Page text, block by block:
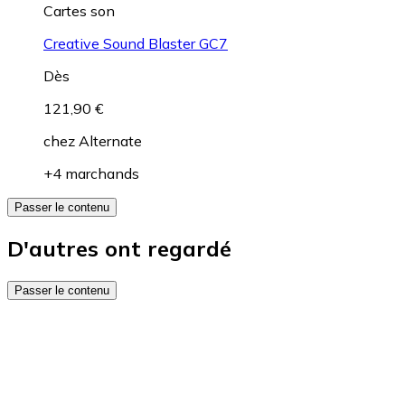
Cartes son
Creative Sound Blaster GC7
Dès
121,90 €
chez Alternate
+4 marchands
Passer le contenu
D'autres ont regardé
Passer le contenu